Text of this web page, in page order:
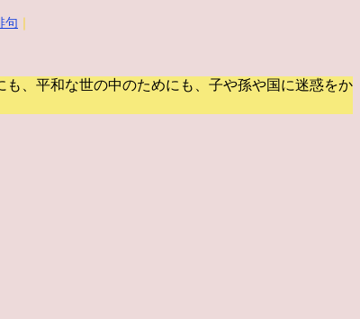
句
も、平和な世の中のためにも、子や孫や国に迷惑をか